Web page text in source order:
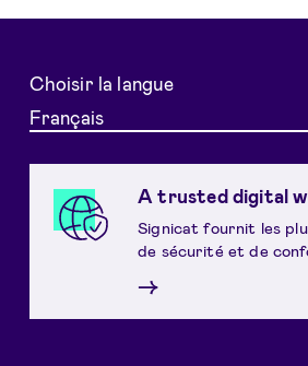
Choisir la langue
Français
A trusted digital
Signicat fournit les
de sécurité et de
→